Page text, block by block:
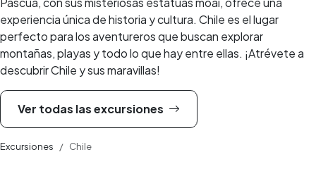
experiencia única de historia y cultura. Chile es el lugar
perfecto para los aventureros que buscan explorar
montañas, playas y todo lo que hay entre ellas. ¡Atrévete a
descubrir Chile y sus maravillas!
Ver todas las excursiones
Excursiones Chile